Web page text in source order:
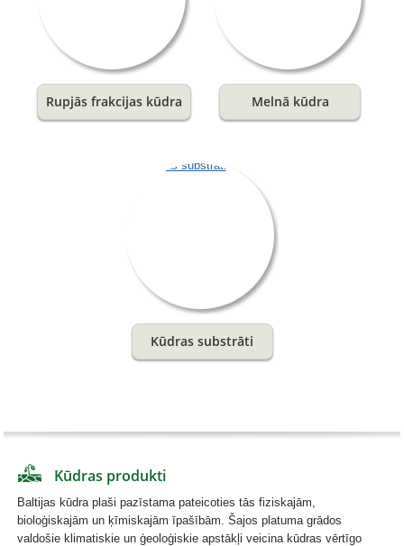
Rupjās frakcijas kūdra Melnā kūdra
Kūdras substrāti
Kūdras produkti
Baltijas kūdra plaši pazīstama pateicoties tās fiziskajām,
bioloģiskajām un ķīmiskajām īpašībām. Šajos platuma grādos
valdošie klimatiskie un ģeoloģiskie apstākļi veicina kūdras vērtīgo